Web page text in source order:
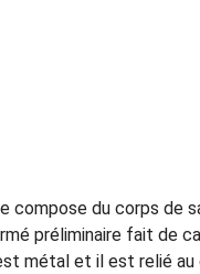
compose du corps de
préliminaire fait de
métal et il est relié au